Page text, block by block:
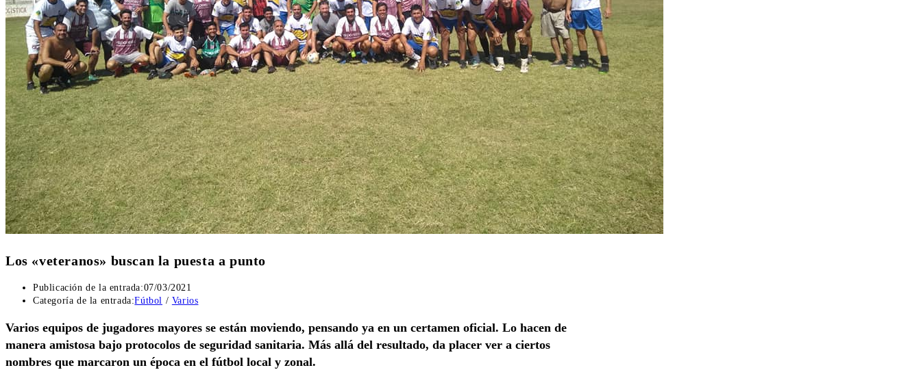
Los «veteranos» buscan la puesta a punto
Publicación de la entrada:07/03/2021
Categoría de la entrada:Fútbol / Varios
Varios equipos de jugadores mayores se están moviendo, pensando ya en un certamen oficial. Lo hacen de
manera amistosa bajo protocolos de seguridad sanitaria. Más allá del resultado, da placer ver a ciertos
nombres que marcaron un época en el fútbol local y zonal.